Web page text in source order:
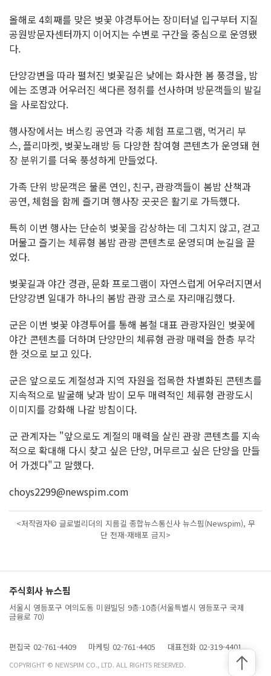
올해로 4회째를 맞은 벚꽃 야경투어는 장미터널 입구부터 지질
공원방문자센터까지 이어지는 수변로 구간을 중심으로 운영됐
다.
단양강변을 따라 펼쳐진 벚꽃길은 낮에는 화사한 봄 풍경을, 밤
에는 조명과 어우러진 색다른 정취를 선사하며 방문객들의 발길
을 사로잡았다.
행사장에서는 버스킹 공연과 각종 체험 프로그램, 먹거리 부
스, 플리마켓, 벚꽃노래방 등 다양한 참여형 콘텐츠가 운영돼 현
장 분위기를 더욱 풍성하게 만들었다.
가족 단위 방문객은 물론 연인, 친구, 관광객들이 봄밤 산책과
공연, 체험을 함께 즐기며 행사장 곳곳은 활기로 가득했다.
특히 이번 행사는 단순히 벚꽃을 감상하는 데 그치지 않고, 걷고
머물고 즐기는 체류형 봄밤 관광 콘텐츠로 운영되며 눈길을 끌
었다.
벚꽃길과 야간 경관, 문화 프로그램이 자연스럽게 어우러지면서
단양강변 일대가 하나의 봄밤 관광 코스로 자리매김했다.
군은 이번 벚꽃 야경투어를 통해 봄철 대표 관광자원인 벚꽃에
야간 콘텐츠를 더하며 단양만의 체류형 관광 매력을 한층 부각
한 것으로 보고 있다.
군은 앞으로도 계절성과 지역 자원을 접목한 차별화된 콘텐츠를
지속적으로 발굴해 낮과 밤이 모두 매력적인 체류형 관광도시
이미지를 강화해 나갈 방침이다.
군 관계자는 "앞으로도 계절의 매력을 살린 관광 콘텐츠를 지속
적으로 확대해 다시 찾고 싶은 단양, 머무르고 싶은 단양을 만들
어 가겠다"고 말했다.
choys2299@newspim.com
<저작권자© 글로벌리더의 지름길 종합뉴스통신사 뉴스핌(Newspim), 무
단 전재-재배포 금지>
주식회사 뉴스핌
서울시 영등포구 여의도동 미원빌딩 9층·10층(서울특별시 영등포구 국제
금융로 70)
편집국 02-761-4409 마케팅 02-761-4405 대표전화 02-319-4401
COPYRIGHT © NEWSPIM CO., LTD. ALL RIGHTS RESERVED.